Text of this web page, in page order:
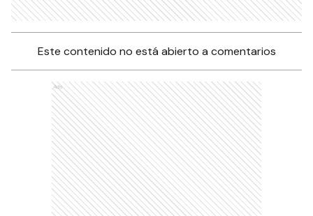
Este contenido no está abierto a comentarios
Ads